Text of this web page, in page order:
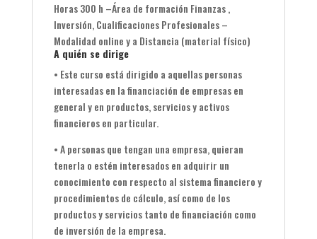
Horas300 h –Área de formación Finanzas ,
Inversión,Cualificaciones Profesionales –
Modalidad online y a Distancia (material físico)
A quién se dirige
• Este curso está dirigido a aquellas personas
interesadas en la financiación de empresas en
general y en productos, servicios y activos
financieros en particular.
• A personas que tengan una empresa, quieran
tenerla o estén interesados en adquirir un
conocimiento con respecto al sistema financiero y
procedimientos de cálculo, así como de los
productos y servicios tanto de financiación como
de inversión de la empresa.